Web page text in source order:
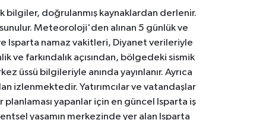
bilgiler, doğrulanmış kaynaklardan derlenir.
Meteoroloji'den alınan 5 günlük ve
Isparta namaz vakitleri, Diyanet verileriyle
ve farkındalık açısından, bölgedeki sismik
üssü bilgileriyle anında yayınlanır. Ayrıca
izlenmektedir. Yatırımcılar ve vatandaşlar
planlaması yapanlar için en güncel Isparta iş
yaşamın merkezinde yer alan Isparta